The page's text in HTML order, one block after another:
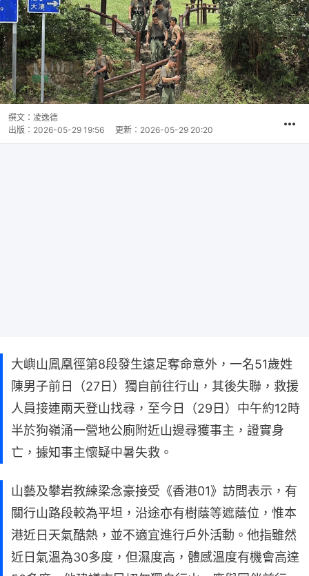
撰文： 凌逸德
出版： 2026-05-29 19:56 更新： 2026-05-29 20:20
大嶼山鳯凰徑第8段發生遠足奪命意外，一名51歲姓
陳男子前日（27日）獨自前往行山，其後失聯，救援
人員接連兩天登山找尋，至今日（29日）中午約12時
半於狗嶺涌一營地公廁附近山邊尋獲事主，證實身
亡，據知事主懷疑中暑失救。
山藝及攀岩教練梁念豪接受《香港01》訪問表示，有
關行山路段較為平坦，沿途亦有樹蔭等遮蔭位，惟本
港近日天氣酷熱，並不適宜進行戶外活動。他指雖然
近日氣溫為30多度，但濕度高，體感溫度有機會高達